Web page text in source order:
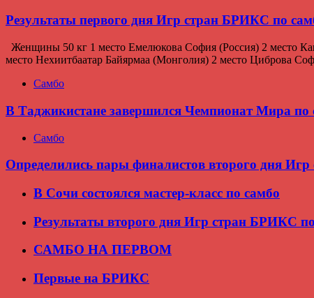
Результаты первого дня Игр стран БРИКС по
Женщины 50 кг 1 место Емелюкова София (Россия) 2 место
место Нехиитбаатар Байярмаа (Монголия) 2 место Циброва
Самбо
В Таджикистане завершился Чемпионат Мира по
Самбо
Определились пары финалистов второго дня
В Сочи состоялся мастер-класс по самбо
Результаты второго дня Игр стран БРИКС
САМБО НА ПЕРВОМ
Первые на БРИКС